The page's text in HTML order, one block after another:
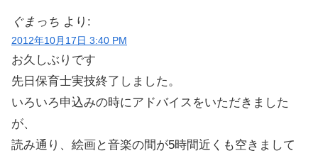
ぐまっち より:
2012年10月17日 3:40 PM
お久しぶりです
先日保育士実技終了しました。
いろいろ申込みの時にアドバイスをいただきました
が、
読み通り、絵画と音楽の間が5時間近くも空きまして